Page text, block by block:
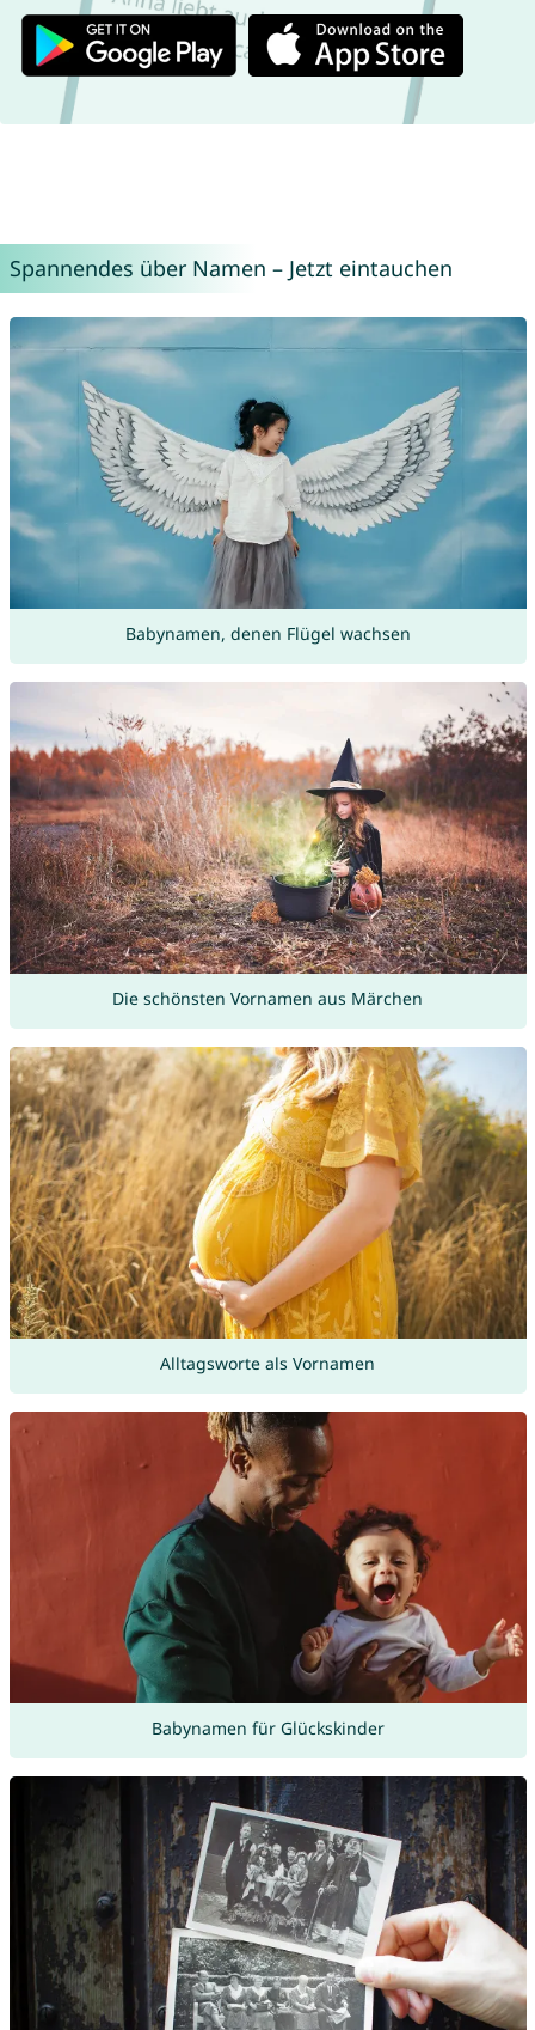
Spannendes über Namen – Jetzt eintauchen
Babynamen, denen Flügel wachsen
Die schönsten Vornamen aus Märchen
Alltagsworte als Vornamen
Babynamen für Glückskinder